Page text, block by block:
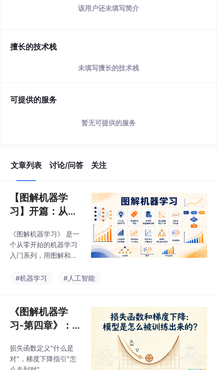
该用户还未填写简介
擅长的技术栈
未填写擅长的技术栈
可提供的服务
暂无可提供的服务
文章列表 讨论/问答 关注
【图解机器学
习】开篇：从数
气打通机器学习
入门全流程!
《图解机器学习》 是一
个从零开始的机器学习
入门系列，用图解和案
心概念。从数据、特
标和经典算法，带你一
步步建立完整的机器学
习基础。
#机器学习 #人工智能
《图解机器学
习-第四章》：
下降：模型是怎
么被训练出来
损失函数定义"什么是
对"，梯度下降指引"怎